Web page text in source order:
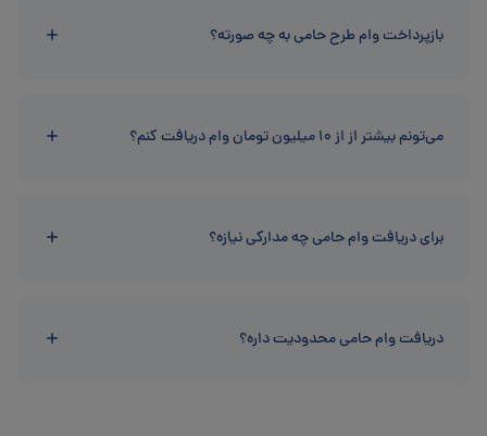
بازپرداخت وام طرح حامی به چه صورته؟
می‌تونم بیشتر از از 10 میلیون تومان وام دریافت کنم؟
برای دریافت وام حامی چه مدارکی نیازه؟
دریافت وام حامی محدودیت داره؟